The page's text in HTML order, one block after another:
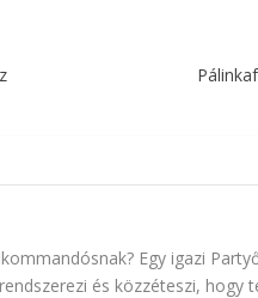
Egy igazi
és közzéteszi, hogy